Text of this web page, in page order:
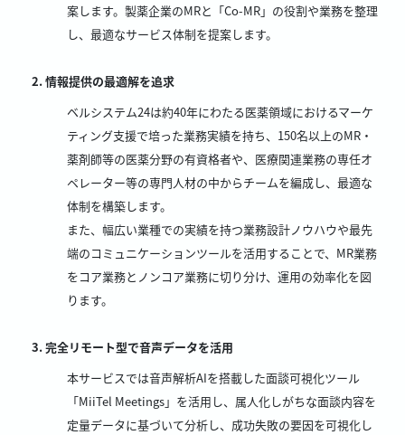
案します。製薬企業のMRと「Co-MR」の役割や業務を整理
し、最適なサービス体制を提案します。
情報提供の最適解を追求
ベルシステム24は約40年にわたる医薬領域におけるマーケ
ティング支援で培った業務実績を持ち、150名以上のMR・
薬剤師等の医薬分野の有資格者や、医療関連業務の専任オ
ペレーター等の専門人材の中からチームを編成し、最適な
体制を構築します。
また、幅広い業種での実績を持つ業務設計ノウハウや最先
端のコミュニケーションツールを活用することで、MR業務
をコア業務とノンコア業務に切り分け、運用の効率化を図
ります。
完全リモート型で音声データを活用
本サービスでは音声解析AIを搭載した面談可視化ツール
「MiiTel Meetings」を活用し、属人化しがちな面談内容を
定量データに基づいて分析し、成功失敗の要因を可視化し